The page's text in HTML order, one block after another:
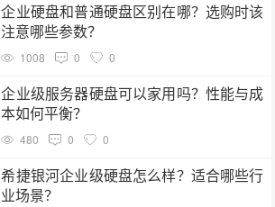
企业硬盘和普通硬盘区别在哪？选购时该
注意哪些参数？
1008 0 0
企业级服务器硬盘可以家用吗？性能与成
本如何平衡？
480 0 0
希捷银河企业级硬盘怎么样？适合哪些行
业场景？